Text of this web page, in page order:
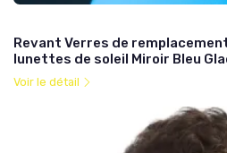
Revant Verres de
lunettes de soleil Miroir Bleu
Voir le détail